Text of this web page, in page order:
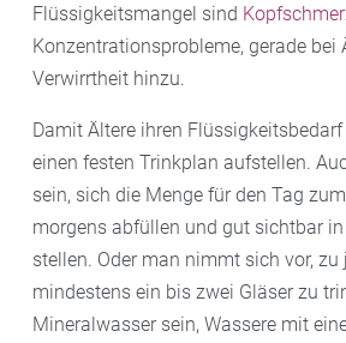
Flüssigkeitsmangel sind
Konzentrationsprobleme, gerade
Verwirrtheit hinzu.
Damit Ältere ihren
einen festen Trinkplan aufstellen.
sein, sich die Menge für den Tag
morgens abfüllen und gut sichtbar
stellen. Oder man nimmt sich vor,
mindestens ein bis zwei Gläser zu
Mineralwasser sein, Wassere mit